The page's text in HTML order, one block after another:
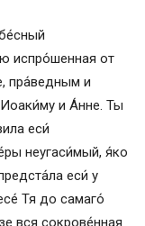
испро́шенная от
пра́ведным и
и А́нне. Ты
еси́
неугаси́мый, я́ко
еси́ у
Тя до самаго́
вся сокрове́нная